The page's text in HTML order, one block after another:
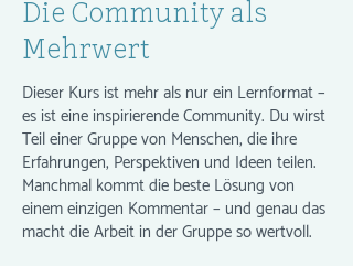
Die Community als
Mehrwert
Dieser Kurs ist mehr als nur ein Lernformat –
es ist eine inspirierende Community. Du wirst
Teil einer Gruppe von Menschen, die ihre
Erfahrungen, Perspektiven und Ideen teilen.
Manchmal kommt die beste Lösung von
einem einzigen Kommentar – und genau das
macht die Arbeit in der Gruppe so wertvoll.